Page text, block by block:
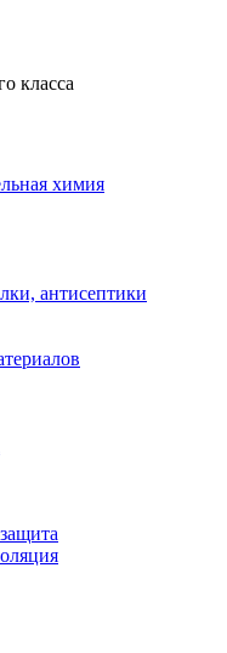
класса
химия
антисептики